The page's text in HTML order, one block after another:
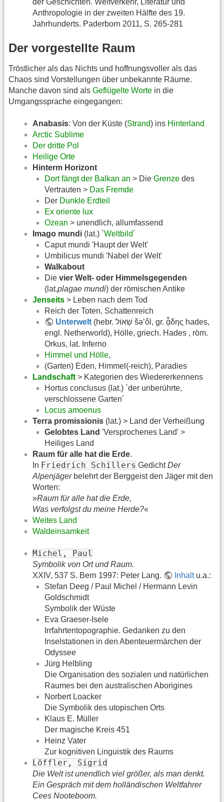
der Geschichten. Weltverkehr, Literatur und
Anthropologie in der zweiten Hälfte des 19.
Jahrhunderts. Paderborn 2011, S. 265-281
Der vorgestellte Raum
Tröstlicher als das Nichts und hoffnungsvoller als das
Chaos sind Vorstellungen über unbekannte Räume.
Manche davon sind als Geflügelte Worte in die
Umgangssprache eingegangen:
Anabasis: Von der Küste (Strand) ins Hinterland
Arctic Sublime
Der dritte Pol
Heilige Orte
Hinterm Horizont
Dort fängt der Balkan an > Die Grenze des
Vertrauten > Das Fremde
Der Dunkle Erdteil
Ex oriente lux
Ozean > unendlich, allumfassend
Imago mundi (lat.) `Weltbild´
Caput mundi 'Haupt der Welt'
Umbilicus mundi 'Nabel der Welt'
Walkabout
Die vier Welt- oder Himmelsgegenden
(lat.plagae mundi) der römischen Antike
Jenseits > Leben nach dem Tod
Reich der Toten, Schattenreich
Unterwelt (hebr. שְׁאוֹל šə’ôl, gr. ᾇδης hades,
engl. Netherworld), Hölle, griech. Hades , röm.
Orkus, lat. Inferno
Himmel und Hölle,
(Garten) Eden, Himmel(-reich), Paradies
Landschaft > Kategorien des Wiedererkennens
Hortus conclusus (lat.) `der unberührte,
verschlossene Garten´
Locus amoenus
Terra promissionis (lat.) > Land der Verheißung
Gelobtes Land 'Versprochenes Land' >
Heiliges Land
Raum für alle hat die Erde.
In Friedrich Schillers GedichtDer
Alpenjägerbelehrt der Berggeist den Jäger mit den
Worten:
»Raum für alle hat die Erde,
Was verfolgst du meine Herde?«
Weites Land
Waldeinsamkeit
Michel, Paul
Symbolik von Ort und Raum.
XXIV, 537 S. Bern 1997: Peter Lang.
Inhaltu.a.:
Stefan Deeg / Paul Michel / Hermann Levin
Goldschmidt
Symbolik der Wüste
Eva Graeser-Isele
Irrfahrtentopographie. Gedanken zu den
Inselstationen in den Abenteuermärchen der
Odyssee
Jürg Helbling
Die Organisation des sozialen und natürlichen
Raumes bei den australischen Aborigines
Norbert Loacker
Die Symbolik des utopischen Orts
Klaus E. Müller
Der magische Kreis 451
Heinz Vater
Zur kognitiven Linguistik des Raums
Löffler, Sigrid
Die Welt ist unendlich viel größer, als man denkt.
Ein Gespräch mit dem holländischen Weltfahrer
Cees Nooteboom.